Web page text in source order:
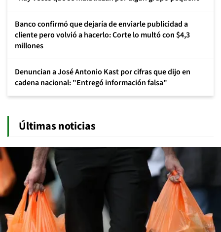
Banco confirmó que dejaría de enviarle publicidad a
cliente pero volvió a hacerlo: Corte lo multó con $4,3
millones
Denuncian a José Antonio Kast por cifras que dijo en
cadena nacional: "Entregó información falsa"
Últimas noticias